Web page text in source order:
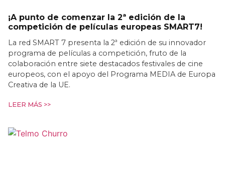
¡A punto de comenzar la 2ª edición de la
competición de películas europeas SMART7!
La red SMART 7 presenta la 2ª edición de su innovador
programa de películas a competición, fruto de la
colaboración entre siete destacados festivales de cine
europeos, con el apoyo del Programa MEDIA de Europa
Creativa de la UE.
LEER MÁS >>